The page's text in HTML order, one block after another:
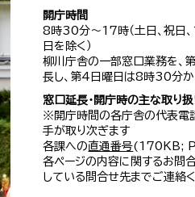
開庁時間
8時30分～17時（土日、祝日
日を除く）
柳川庁舎の一部窓口業務を、
長し、第4日曜日は8時30分か
窓口延長・開庁時の主な取り
※開庁時間の各庁舎の代表電
手が取り次ぎます
各課への直通番号(170KB;
各ページの内容に関するお問
している問合せ先までご連絡く